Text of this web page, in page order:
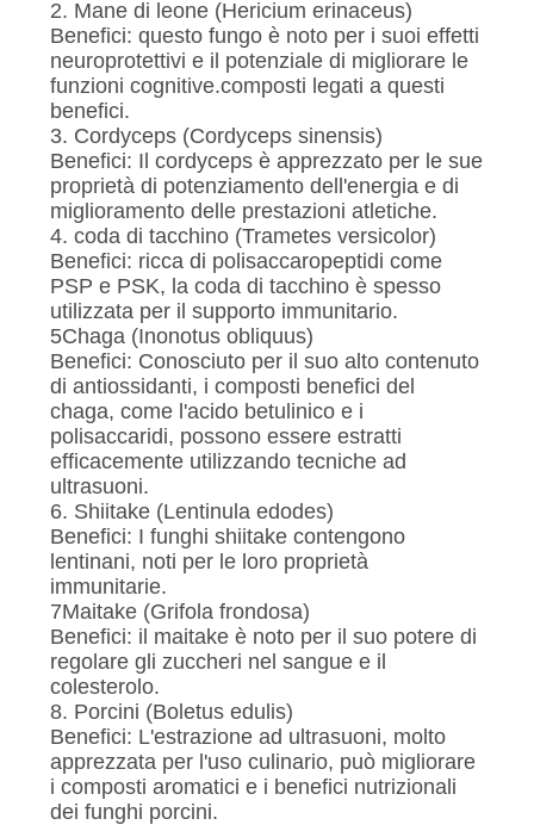
2. Mane di leone (Hericium erinaceus)
Benefici: questo fungo è noto per i suoi effetti
neuroprotettivi e il potenziale di migliorare le
funzioni cognitive.composti legati a questi
benefici.
3. Cordyceps (Cordyceps sinensis)
Benefici: Il cordyceps è apprezzato per le sue
proprietà di potenziamento dell'energia e di
miglioramento delle prestazioni atletiche.
4. coda di tacchino (Trametes versicolor)
Benefici: ricca di polisaccaropeptidi come
PSP e PSK, la coda di tacchino è spesso
utilizzata per il supporto immunitario.
5Chaga (Inonotus obliquus)
Benefici: Conosciuto per il suo alto contenuto
di antiossidanti, i composti benefici del
chaga, come l'acido betulinico e i
polisaccaridi, possono essere estratti
efficacemente utilizzando tecniche ad
ultrasuoni.
6. Shiitake (Lentinula edodes)
Benefici: I funghi shiitake contengono
lentinani, noti per le loro proprietà
immunitarie.
7Maitake (Grifola frondosa)
Benefici: il maitake è noto per il suo potere di
regolare gli zuccheri nel sangue e il
colesterolo.
8. Porcini (Boletus edulis)
Benefici: L'estrazione ad ultrasuoni, molto
apprezzata per l'uso culinario, può migliorare
i composti aromatici e i benefici nutrizionali
dei funghi porcini.